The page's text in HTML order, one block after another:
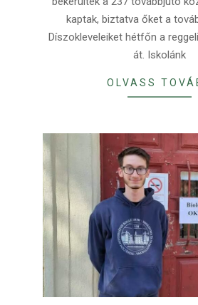
kaptak, biztatva őket a
Díszokleveleiket hétfőn a
át. Iskolánk
OLVASS